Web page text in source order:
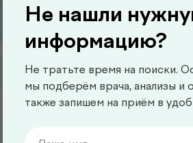
Не нашли
информацию?
Не тратьте время на поиски.
мы подберём врача, анализы и
также запишем на приём в